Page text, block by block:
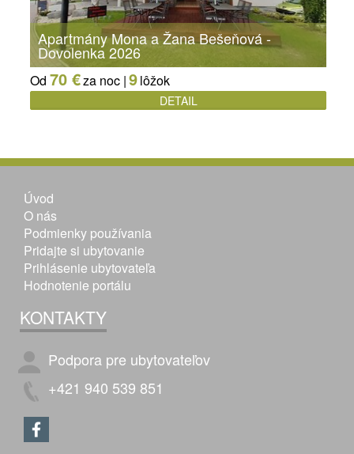
Apartmány Mona a Žana Bešeňová -
Dovolenka 2026
Od 70 €za noc |9lôžok
DETAIL
Úvod
O nás
Podmienky používania
Pridajte si ubytovanie
Prihlásenie ubytovateľa
Hodnotenie portálu
KONTAKTY
Podpora pre ubytovateľov
+421 940 539 851